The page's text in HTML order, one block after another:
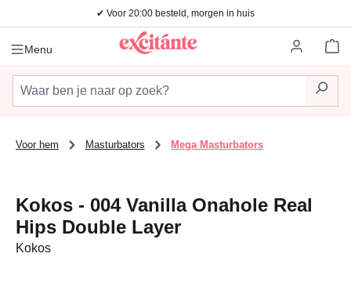
Ga naar de hoofdinhoud✔ Voor 20:00 besteld, morgen in huis
Menu
Voor hem Masturbators Mega Masturbators
Kokos - 004 Vanilla Onahole Real
Hips Double Layer
Kokos